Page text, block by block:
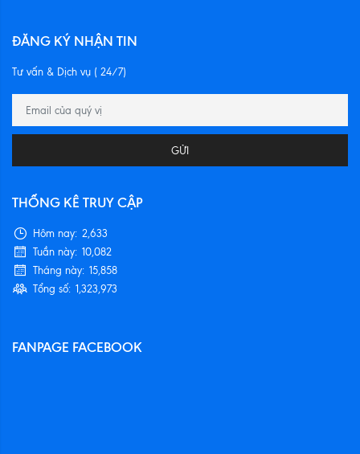
ĐĂNG KÝ NHẬN TIN
Tư vấn & Dịch vụ ( 24/7)
GỬI
THỐNG KÊ TRUY CẬP
Hôm nay: 2,633
Tuần này: 10,082
Tháng này: 15,858
Tổng số: 1,323,973
FANPAGE FACEBOOK